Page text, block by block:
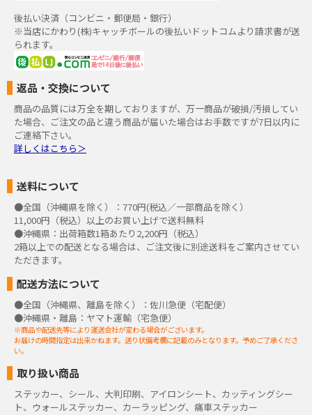
後払い決済（コンビニ・郵便局・銀行）
※当店にかわり(株)キャッチボールの後払いドットコムより請求書が送
られます。
返品・交換について
商品の品質には万全を期しておりますが、万一商品が破損/汚損してい
た場合、ご注文の品と違う商品が届いた場合はお手数ですが7日以内に
ご連絡下さい。
詳しくはこちら＞
送料について
●全国（沖縄県を除く）：770円(税込／一部商品を除く）
11,000円（税込）以上のお買い上げで送料無料
●沖縄県：出荷箱数1箱あたり2,200円（税込）
2箱以上での配送となる場合は、ご注文後に別途送料をご案内させてい
ただきます。
配送方法について
●全国（沖縄県、離島を除く）：佐川急便（宅配便）
●沖縄県・離島：ヤマト運輸（宅急便）
※商品や配送先等により運送会社が変わる場合がございます。
お届けの時間指定は出来かねます。送り状備考欄に記載のみとなります。予めご了承くださ
い。
取り扱い商品
ステッカー、シール、大判印刷、アイロンシート、カッティングシー
ト、ウォールステッカー、カーラッピング、痛車ステッカー